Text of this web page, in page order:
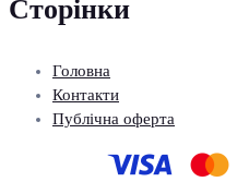
Сторінки
Головна
Контакти
Публічна оферта